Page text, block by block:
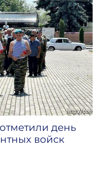
день
войск